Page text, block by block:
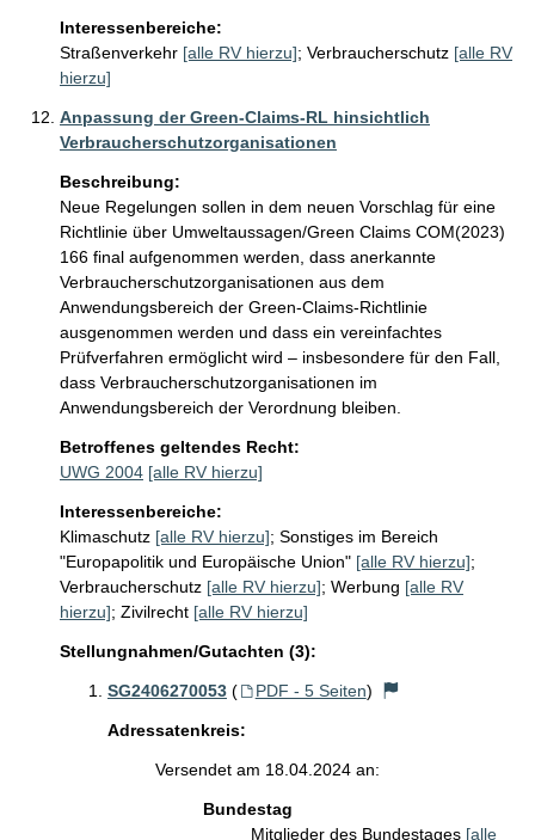
Interessenbereiche:
Straßenverkehr [alle RV hierzu]; Verbraucherschutz [alle RV
hierzu]
Anpassung der Green-Claims-RL hinsichtlich
Verbraucherschutzorganisationen
Beschreibung:
Neue Regelungen sollen in dem neuen Vorschlag für eine
Richtlinie über Umweltaussagen/Green Claims COM(2023)
166 final aufgenommen werden, dass anerkannte
Verbraucherschutzorganisationen aus dem
Anwendungsbereich der Green-Claims-Richtlinie
ausgenommen werden und dass ein vereinfachtes
Prüfverfahren ermöglicht wird – insbesondere für den Fall,
dass Verbraucherschutzorganisationen im
Anwendungsbereich der Verordnung bleiben.
Betroffenes geltendes Recht:
UWG 2004 [alle RV hierzu]
Interessenbereiche:
Klimaschutz [alle RV hierzu]; Sonstiges im Bereich
"Europapolitik und Europäische Union" [alle RV hierzu];
Verbraucherschutz [alle RV hierzu]; Werbung [alle RV
hierzu]; Zivilrecht [alle RV hierzu]
Stellungnahmen/Gutachten (3):
SG2406270053 ( PDF - 5 Seiten)
Adressatenkreis:
Versendet am 18.04.2024 an:
Bundestag
Mitglieder des Bundestages [alle